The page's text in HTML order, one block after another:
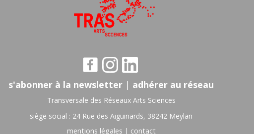
s'abonner à la newsletter | adhérer au réseau
Transversale des Réseaux Arts Sciences
siège social : 24 Rue des Aiguinards, 38242 Meylan
mentions légales | contact